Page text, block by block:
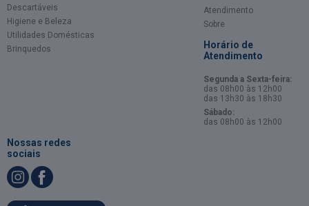
Descartáveis
Higiene e Beleza
Utilidades Domésticas
Brinquedos
Atendimento
Sobre
Horário de
Atendimento
Segunda a Sexta-feira:
das 08h00 às 12h00
das 13h30 às 18h30
Sábado:
das 08h00 às 12h00
Nossas redes
sociais